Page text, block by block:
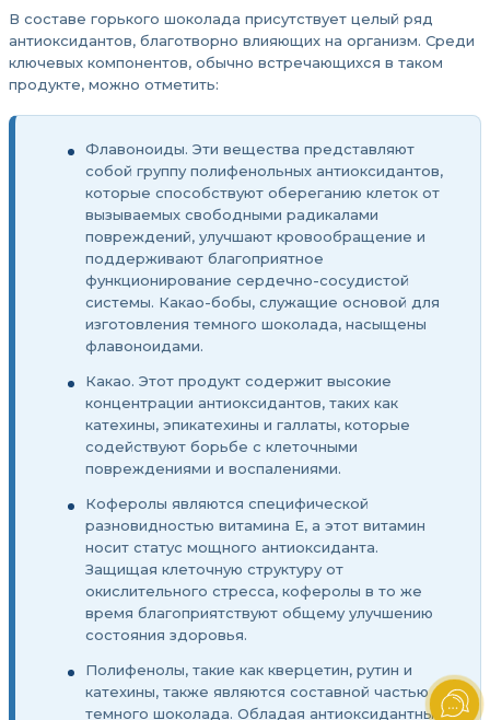
В составе горького шоколада присутствует целый ряд
антиоксидантов, благотворно влияющих на организм. Среди
ключевых компонентов, обычно встречающихся в таком
продукте, можно отметить:
Флавоноиды. Эти вещества представляют
собой группу полифенольных антиоксидантов,
которые способствуют обереганию клеток от
вызываемых свободными радикалами
повреждений, улучшают кровообращение и
поддерживают благоприятное
функционирование сердечно-сосудистой
системы. Какао-бобы, служащие основой для
изготовления темного шоколада, насыщены
флавоноидами.
Какао. Этот продукт содержит высокие
концентрации антиоксидантов, таких как
катехины, эпикатехины и галлаты, которые
содействуют борьбе с клеточными
повреждениями и воспалениями.
Коферолы являются специфической
разновидностью витамина E, а этот витамин
носит статус мощного антиоксиданта.
Защищая клеточную структуру от
окислительного стресса, коферолы в то же
время благоприятствуют общему улучшению
состояния здоровья.
Полифенолы, такие как кверцетин, рутин и
катехины, также являются составной частью
темного шоколада. Обладая антиоксидантными